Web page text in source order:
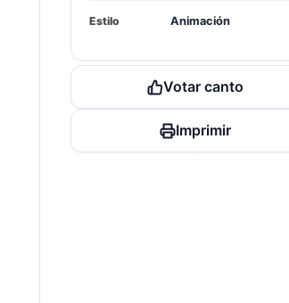
Estilo Animación
Votar canto
Imprimir